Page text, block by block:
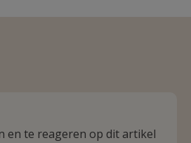
en te reageren op dit artikel